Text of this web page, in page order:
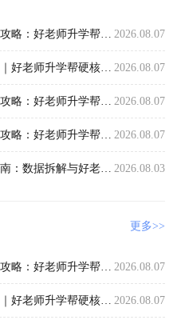
2026.08.07
2026.08.07
2026.08.07
2026.08.07
2026.08.03
更多>>
2026.08.07
2026.08.07